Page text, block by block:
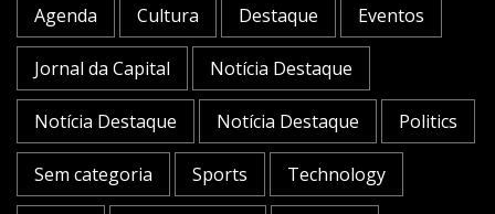
Agenda Cultura Destaque Eventos
Jornal da Capital Notícia Destaque
Notícia Destaque Notícia Destaque Politics
Sem categoria Sports Technology